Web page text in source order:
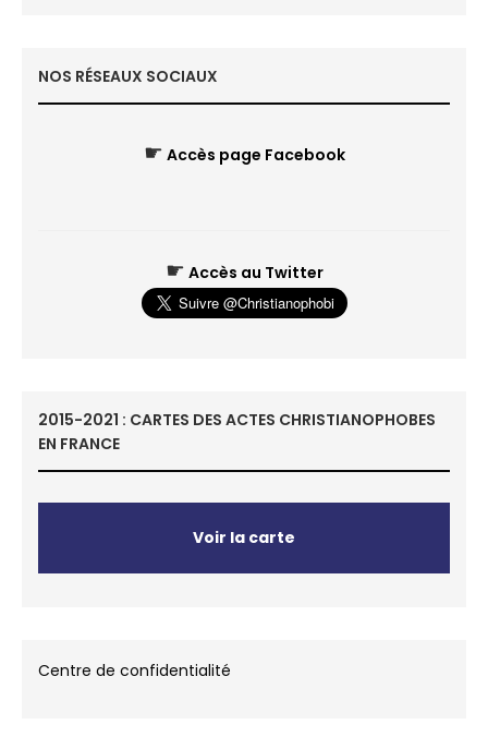
NOS RÉSEAUX SOCIAUX
☛ Accès page Facebook
☛ Accès au Twitter
2015-2021 : CARTES DES ACTES CHRISTIANOPHOBES
EN FRANCE
Voir la carte
Centre de confidentialité